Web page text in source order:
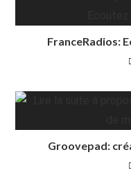
FranceRadios:
Groovepad: